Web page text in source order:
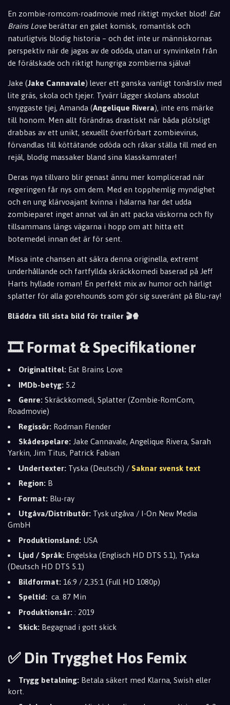
En zombie-romcom-roadmovie med riktigt mycket blod! Eat
Brains Loveberättar en galet komisk, romantisk och
naturligtvis blodig historia – och det inte ur människornas
perspektiv när de jagas av de odöda, utan ur synvinkeln från
de förälskade och riktigt hungriga zombierna själva!
Jake (Jake Cannavale) lever ett ganska vanligt tonårsliv med
lite gräs, skola och tjejer. Tyvärr lägger skolans absolut
snyggaste tjej, Amanda (Angelique Rivera), inte ens märke
till honom. Men allt förändras drastiskt när båda plötsligt
drabbas av ett unikt, sexuellt överförbart zombievirus,
förvandlas till köttätande odöda och råkar ställa till med en
rejäl, blodig massaker bland sina klasskamrater!
Deras nya tillvaro blir genast ännu mer komplicerad när
regeringen får nys om dem. Med en topphemlig myndighet
och en ung klärvoajant kvinna i hälarna har det udda
zombieparet inget annat val än att packa väskorna och fly
tillsammans längs vägarna i hopp om att hitta ett
botemedel innan det är för sent.
Missa inte chansen att säkra denna originella, extremt
underhållande och fartfyllda skräckkomedi baserad på Jeff
Harts hyllade roman! En perfekt mix av humor och härligt
splatter för alla gorehounds som gör sig suveränt på Blu-ray!
Bläddra till sista bild för trailer 🎬🍿
🎞️ Format & Specifikationer
Originaltitel: Eat Brains Love
IMDb-betyg: 5.2
Genre: Skräckkomedi, Splatter (Zombie-RomCom,
Roadmovie)
Regissör: Rodman Flender
Skådespelare: Jake Cannavale, Angelique Rivera, Sarah
Yarkin, Jim Titus, Patrick Fabian
Undertexter: Tyska (Deutsch) / Saknar svensk text
Region: B
Format: Blu-ray
Utgåva/Distributör: Tysk utgåva / I-On New Media
GmbH
Produktionsland: USA
Ljud / Språk: Engelska (Englisch HD DTS 5.1), Tyska
(Deutsch HD DTS 5.1)
Bildformat: 16:9 / 2,35:1 (Full HD 1080p)
Speltid: ca. 87 Min
Produktionsår: : 2019
Skick: Begagnad i gott skick
✅ Din Trygghet Hos Femix
Trygg betalning: Betala säkert med Klarna, Swish eller
kort.